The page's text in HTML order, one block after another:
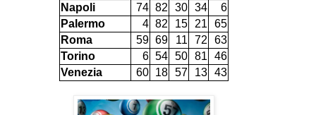
Napoli
74 82 30 34
6
Palermo
4 82 15 21
65
Roma
59 69 11 72
63
Torino
6 54 50 81
46
Venezia
60 18 57 13 43